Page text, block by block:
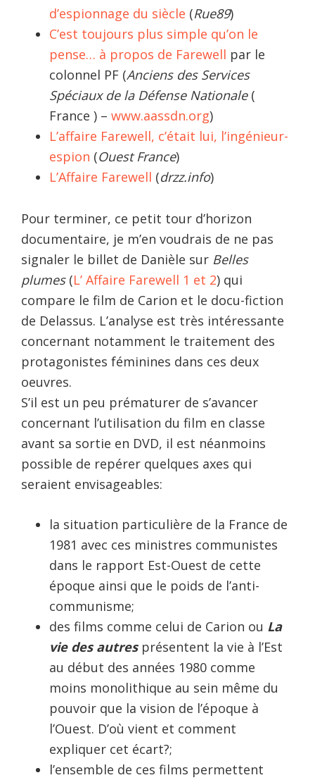
d’espionnage du siècle (Rue89)
C’est toujours plus simple qu’on le
pense… à propos de Farewell par le
colonnel PF (Anciens des Services
Spéciaux de la Défense Nationale(
France ) – www.aassdn.org)
L’affaire Farewell, c’était lui, l’ingénieur-
espion (Ouest France)
L’Affaire Farewell (drzz.info)
Pour terminer, ce petit tour d’horizon
documentaire, je m’en voudrais de ne pas
signaler le billet de Danièle sur Belles
plumes(L’ Affaire Farewell 1 et 2) qui
compare le film de Carion et le docu-fiction
de Delassus. L’analyse est très intéressante
concernant notamment le traitement des
protagonistes féminines dans ces deux
oeuvres.
S’il est un peu prématurer de s’avancer
concernant l’utilisation du film en classe
avant sa sortie en DVD, il est néanmoins
possible de repérer quelques axes qui
seraient envisageables:
la situation particulière de la France de
1981 avec ces ministres communistes
dans le rapport Est-Ouest de cette
époque ainsi que le poids de l’anti-
communisme;
des films comme celui de Carion ou La
vie des autresprésentent la vie à l’Est
au début des années 1980 comme
moins monolithique au sein même du
pouvoir que la vision de l’époque à
l’Ouest. D’où vient et comment
expliquer cet écart?;
l’ensemble de ces films permettent